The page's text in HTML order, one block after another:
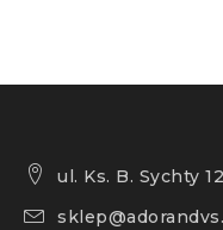
ul. Ks. B. Sychty